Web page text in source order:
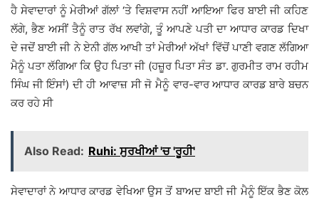
ਹੈ ਸੇਵਾਦਾਰਾਂ ਨੂੰ ਮੇਰੀਆਂ ਗੱਲਾਂ ‘ਤੇ ਵਿਸ਼ਵਾਸ ਨਹੀਂ ਆਇਆ ਫਿਰ ਬਾਈ ਜੀ ਕਹਿਣ
ਲੱਗੇ, ਭੈਣ ਅਸੀਂ ਤੈਨੂੰ ਰਾਤ ਰੱਖ ਲਵਾਂਗੇ, ਤੂੰ ਆਪਣੇ ਪਤੀ ਦਾ ਆਧਾਰ ਕਾਰਡ ਦਿਖਾ
ਦੇ ਜਦੋਂ ਬਾਈ ਜੀ ਨੇ ਏਨੀ ਗੱਲ ਆਖੀ ਤਾਂ ਮੇਰੀਆਂ ਅੱਖਾਂ ਵਿੱਚੋਂ ਪਾਣੀ ਵਗਣ ਲੱਗਿਆ
ਮੈਨੂੰ ਪਤਾ ਲੱਗਿਆ ਕਿ ਉਹ ਪਿਤਾ ਜੀ (ਹਜ਼ੂਰ ਪਿਤਾ ਸੰਤ ਡਾ. ਗੁਰਮੀਤ ਰਾਮ ਰਹੀਮ
ਸਿੰਘ ਜੀ ਇੰਸਾਂ) ਦੀ ਹੀ ਆਵਾਜ਼ ਸੀ ਜੋ ਮੈਨੂੰ ਵਾਰ-ਵਾਰ ਆਧਾਰ ਕਾਰਡ ਬਾਰੇ ਬਚਨ
ਕਰ ਰਹੇ ਸੀ
Also Read: Ruhi: ਸੁਰਖੀਆਂ 'ਚ 'ਰੂਹੀ'
ਸੇਵਾਦਾਰਾਂ ਨੇ ਆਧਾਰ ਕਾਰਡ ਵੇਖਿਆ ਉਸ ਤੋਂ ਬਾਅਦ ਬਾਈ ਜੀ ਮੈਨੂੰ ਇੱਕ ਭੈਣ ਕੋਲ